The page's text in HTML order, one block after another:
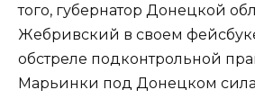
того, губернатор Донецкой
Жебривский в своем
обстреле подконтрольной
Марьинки под Донецком